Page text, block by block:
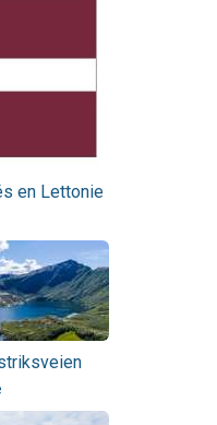
en Lettonie